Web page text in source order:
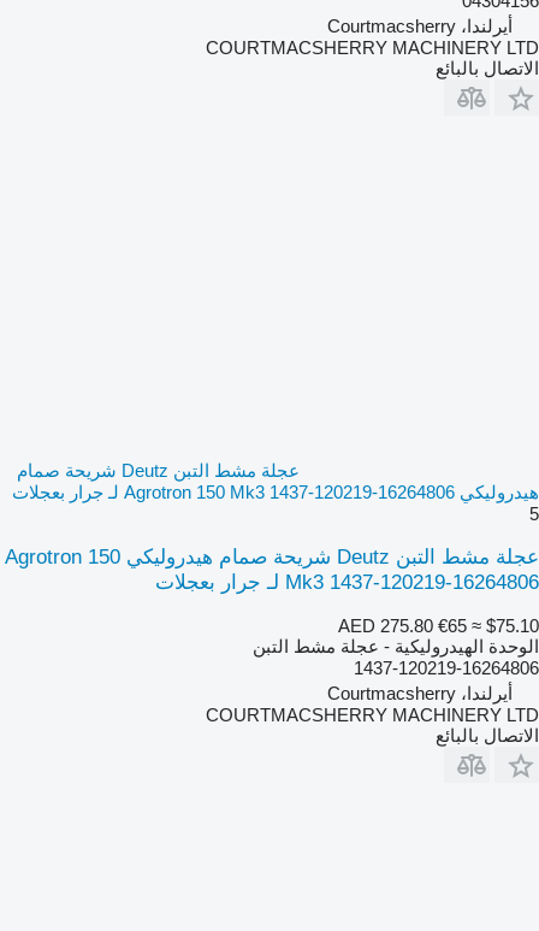
أيرلندا، Courtmacsherry
COURTMACSHERRY MACHINERY LTD
الاتصال بالبائع
عجلة مشط التبن Deutz شريحة صمام
هيدروليكي Agrotron 150 Mk3 1437-120219-16264806 لـ جرار بعجلات
5
عجلة مشط التبن Deutz شريحة صمام هيدروليكي Agrotron 150
Mk3 1437-120219-16264806 لـ جرار بعجلات
AED 275.80 €65 ≈ $75.10
الوحدة الهيدروليكية - عجلة مشط التبن
1437-120219-16264806
أيرلندا، Courtmacsherry
COURTMACSHERRY MACHINERY LTD
الاتصال بالبائع